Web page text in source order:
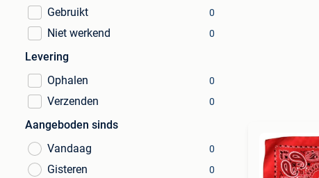
Gebruikt 0
Niet werkend 0
Levering
Ophalen
0
Verzenden 0
Aangeboden sinds
Vandaag
0
Gisteren 0